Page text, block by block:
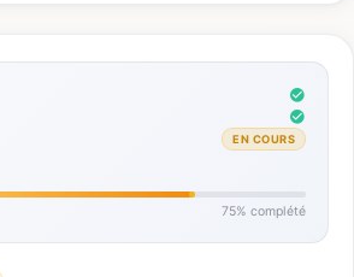
EN COURS
75% complété